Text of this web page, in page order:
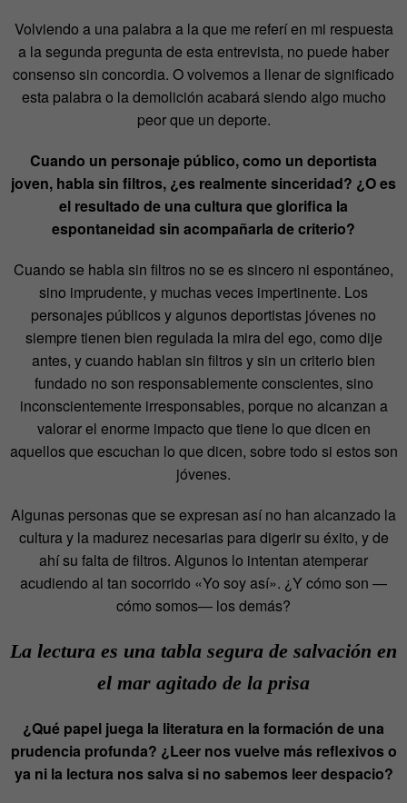
Volviendo a una palabra a la que me referí en mi respuesta
a la segunda pregunta de esta entrevista, no puede haber
consenso sin concordia. O volvemos a llenar de significado
esta palabra o la demolición acabará siendo algo mucho
peor que un deporte.
Cuando un personaje público, como un deportista
joven, habla sin filtros, ¿es realmente sinceridad? ¿O es
el resultado de una cultura que glorifica la
espontaneidad sin acompañarla de criterio?
Cuando se habla sin filtros no se es sincero ni espontáneo,
sino imprudente, y muchas veces impertinente. Los
personajes públicos y algunos deportistas jóvenes no
siempre tienen bien regulada la mira del ego, como dije
antes, y cuando hablan sin filtros y sin un criterio bien
fundado no son responsablemente conscientes, sino
inconscientemente irresponsables, porque no alcanzan a
valorar el enorme impacto que tiene lo que dicen en
aquellos que escuchan lo que dicen, sobre todo si estos son
jóvenes.
Algunas personas que se expresan así no han alcanzado la
cultura y la madurez necesarias para digerir su éxito, y de
ahí su falta de filtros. Algunos lo intentan atemperar
acudiendo al tan socorrido «Yo soy así». ¿Y cómo son —
cómo somos— los demás?
La lectura es una tabla segura de salvación en
el mar agitado de la prisa
¿Qué papel juega la literatura en la formación de una
prudencia profunda? ¿Leer nos vuelve más reflexivos o
ya ni la lectura nos salva si no sabemos leer despacio?